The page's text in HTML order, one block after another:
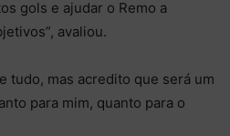
gols e ajudar o Remo a
avaliou.
tudo, mas acredito que será um
para mim, quanto para o